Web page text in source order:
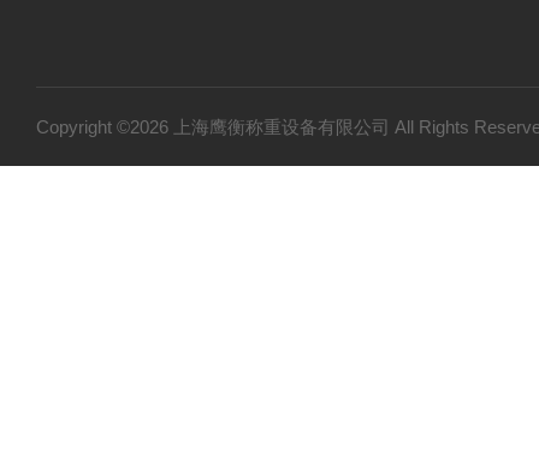
Copyright ©2026 上海鹰衡称重设备有限公司 All Rights